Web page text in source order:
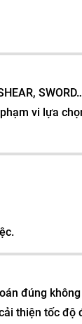
vi lựa
đúng
thiện tốc độ